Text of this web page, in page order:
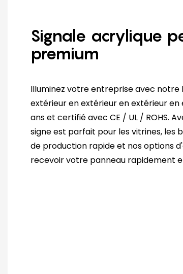
Signale acrylique
premium
Illuminez votre entreprise avec notre
extérieur en extérieur en extérieur
ans et certifié avec CE / UL / ROHS.
signe est parfait pour les vitrines, les
de production rapide et nos options
recevoir votre panneau rapidement